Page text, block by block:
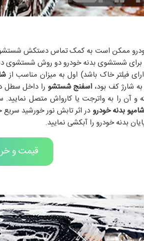
ممکن است به کمک تماس دستکش شستشو
برای شستشوی بدنه خودرو دو روش شستشوی
فیلتر خاک باشد) اول به میزان مناسب از
شارژ کف بود، اسفنج شستشو را داخل سطل
و آن را به واترجت یا کارواش متصل
شامپو بدنه خودرو در اثر تابش نور خورشید
بدنه خودرو را آبکشی نمایید.
قیمت و